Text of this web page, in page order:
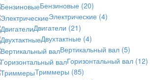
Бензиновые (20)
Электрические (4)
Двигатели (21)
Двухтактные (4)
Вертикальный вал (5)
Горизонтальный вал (12)
Триммеры (85)